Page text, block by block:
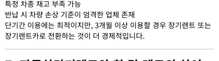
특정 차종 재고 부족 가능
반납 시 차량 손상 기준이 엄격한 업체 존재
단기간 이용에는 최적이지만, 3개월 이상 이용할 경우 장기렌트 또는
장기렌트카로 전환하는 것이 더 경제적입니다.